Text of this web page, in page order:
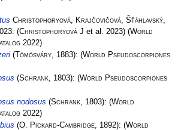
Christophoryová, Krajčovičová, Šťáhlavský,
(Christophoryová J et al. 2023) (World
2022)
( Tömösváry, 1883): (World Pseudoscorpiones
(Schrank, 1803): (World Pseudoscorpiones
nodosus (Schrank , 1803): (World
2022)
(O. Pickard-Cambridge, 1892): (World